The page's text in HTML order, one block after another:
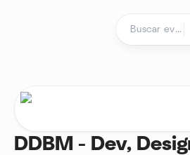
DDBM - Dev,